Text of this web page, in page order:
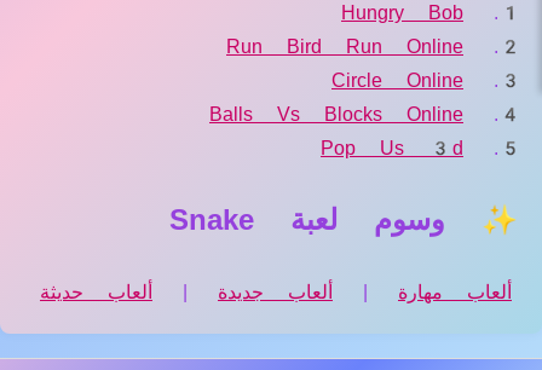
Hungry Bob
Run Bird Run Online
Circle Online
Balls Vs Blocks Online
Pop Us 3d
✨ وسوم لعبة Snake
ألعاب مهارة ألعاب جديدة ألعاب حديثة